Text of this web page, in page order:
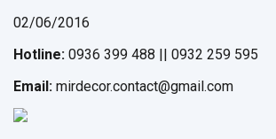
02/06/2016
Hotline: 0936 399 488 || 0932 259 595
Email: mirdecor.contact@gmail.com